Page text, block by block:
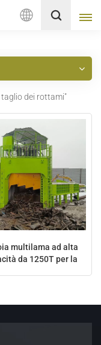
Italiano
dei rottami"
multilama ad alta
da 1250T per la